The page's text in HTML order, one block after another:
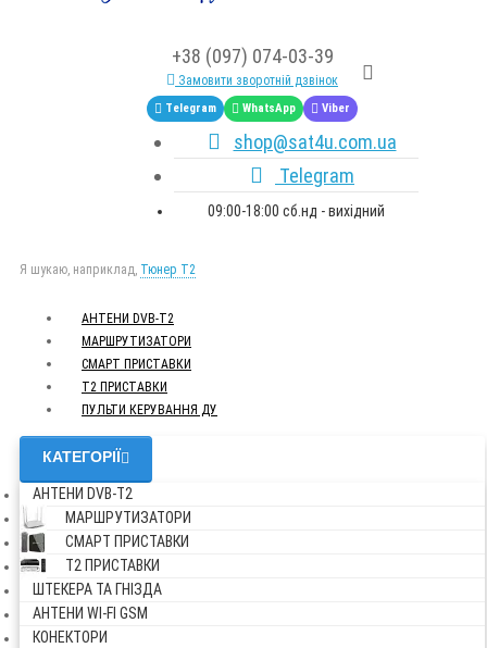
+38 (097) 074-03-39
Замовити зворотній дзвінок
Telegram WhatsApp Viber
shop@sat4u.com.ua
Telegram
09:00-18:00 сб.нд - вихідний
Я шукаю, наприклад, Тюнер T2
АНТЕНИ DVB-Т2
МАРШРУТИЗАТОРИ
СМАРТ ПРИСТАВКИ
Т2 ПРИСТАВКИ
ПУЛЬТИ КЕРУВАННЯ ДУ
КАТЕГОРІЇ
АНТЕНИ DVB-Т2
МАРШРУТИЗАТОРИ
СМАРТ ПРИСТАВКИ
Т2 ПРИСТАВКИ
ШТЕКЕРА ТА ГНІЗДА
АНТЕНИ WI-FI GSM
КОНЕКТОРИ